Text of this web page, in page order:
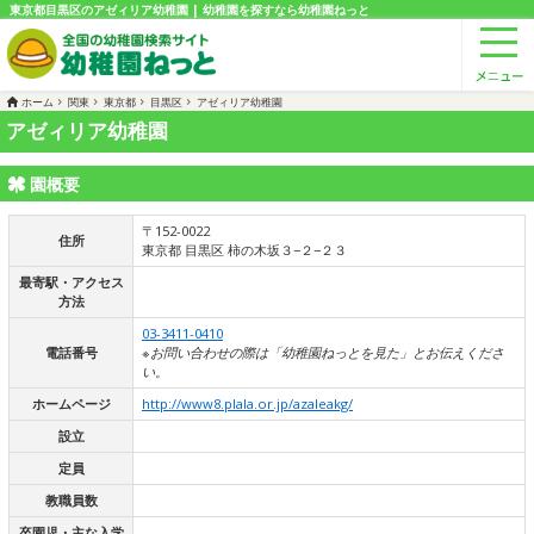
東京都目黒区のアゼィリア幼稚園 | 幼稚園を探すなら幼稚園ねっと
ホーム 関東 東京都 目黒区 アゼィリア幼稚園
アゼィリア幼稚園
園概要
住所
〒152-0022
東京都 目黒区 柿の木坂３−２−２３
最寄駅・アクセス
方法
電話番号
03-3411-0410
※お問い合わせの際は「幼稚園ねっとを見た」とお伝えくださ
い。
ホームページ
http://www8.plala.or.jp/azaleakg/
設立
定員
教職員数